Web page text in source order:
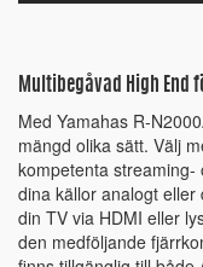
Multibegåvad High End
Med Yamahas R-
mängd olika sätt. Välj
kompetenta
dina källor analogt
din TV via HDMI eller
den medföljande